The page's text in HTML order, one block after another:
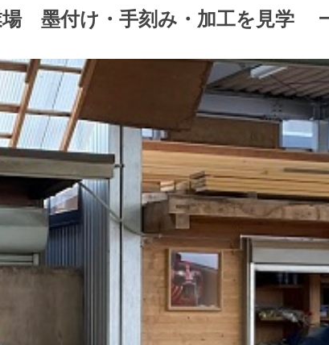
墨付け・手刻み・加工を見学